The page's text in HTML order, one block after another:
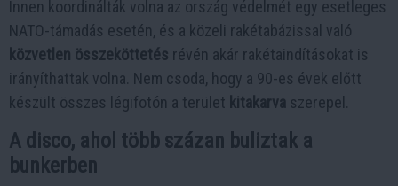
Innen koordinálták volna az ország védelmét egy esetleges
NATO-támadás esetén, és a közeli rakétabázissal való
közvetlen összeköttetés révén akár rakétaindításokat is
irányíthattak volna. Nem csoda, hogy a 90-es évek előtt
készült összes légifotón a terület kitakarva szerepel.
A disco, ahol több százan buliztak a
bunkerben